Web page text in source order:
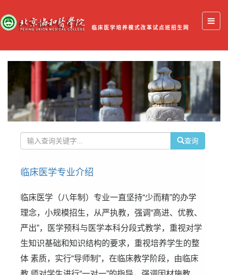
临床医学培养模式改革试点班招生网
查询
临床医学专业介绍
临床医学（八年制）专业一直坚持“少而精”的办学
理念，小规模招生，从严执教，强调“高进、优教、
严出”，医学预科与医学本科分段式教学，重视对学
生知识基础和知识结构的要求，重视培养学生的整
体 素质，实行“导师制”，在临床教学阶段，由临床